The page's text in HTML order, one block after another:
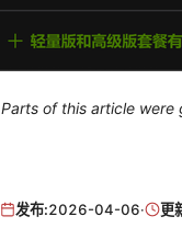
Parts of this article were
发布:2026-04-06· 更